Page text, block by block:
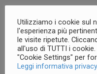
Utilizziamo i cookie sul
l'esperienza più
le visite ripetute.
all'uso di TUTTI i
"Cookie Settings" per
Leggi informativa privacy